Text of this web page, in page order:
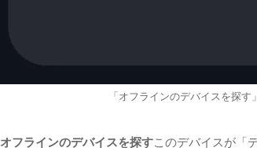
「オフラインのデバイスを探
オフラインのデバイスを探すこのデバイスが「